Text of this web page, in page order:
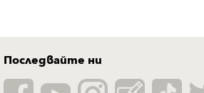
Последвайте ни